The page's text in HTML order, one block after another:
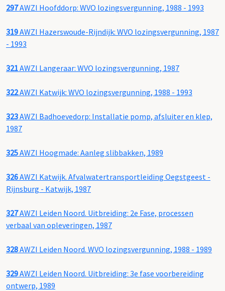
297AWZI Hoofddorp: WVO lozingsvergunning, 1988 - 1993
319AWZI Hazerswoude-Rijndijk: WVO lozingsvergunning, 1987
- 1993
321AWZI Langeraar: WVO lozingsvergunning, 1987
322AWZI Katwijk: WVO lozingsvergunning, 1988 - 1993
323AWZI Badhoevedorp: Installatie pomp, afsluiter en klep,
1987
325AWZI Hoogmade: Aanleg slibbakken, 1989
326AWZI Katwijk. Afvalwatertransportleiding Oegstgeest -
Rijnsburg - Katwijk, 1987
327AWZI Leiden Noord. Uitbreiding: 2e Fase, processen
verbaal van opleveringen, 1987
328AWZI Leiden Noord. WVO lozingsvergunning, 1988 - 1989
329AWZI Leiden Noord. Uitbreiding: 3e fase voorbereiding
ontwerp, 1989